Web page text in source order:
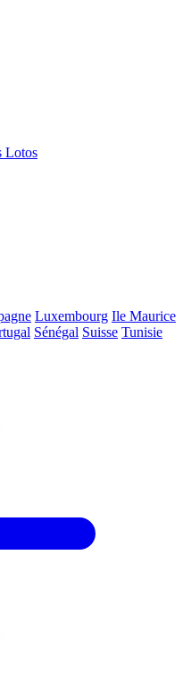
Lotos
Luxembourg Ile Maurice
Sénégal Suisse Tunisie